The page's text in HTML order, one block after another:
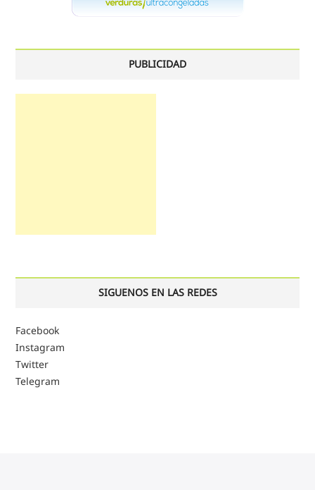
PUBLICIDAD
SIGUENOS EN LAS REDES
Facebook
Instagram
Twitter
Telegram